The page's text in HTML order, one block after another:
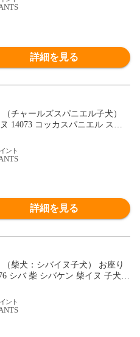
ニング ガーデンオブジェ オブ
詳細を見る
チャールズスパニエル子犬）
14073 コッカスパニエル スパ
ドッグオーナメント オーナメ
アニマル マスコット ガーデン
グ ガーデンオブジェ オブジェ
詳細を見る
柴犬：シバイヌ子犬） お座り
シバ 柴 シバケン 柴イヌ 子犬
柴 ドッグオーナメント オーナ
アニマル マスコット ガーデン
グ ガーデンオブジェ オブジェ